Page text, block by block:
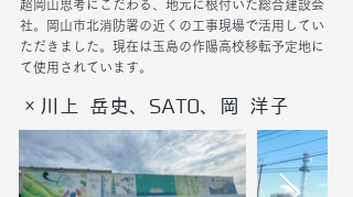
超岡山思考にこだわる、地元に根付いた総合建設会
社。岡山市北消防署の近くの工事現場で活用してい
ただきました。現在は玉島の作陽高校移転予定地に
て使用されています。
×川上 岳史、SATO、岡 洋子